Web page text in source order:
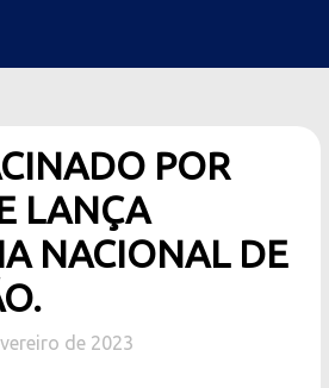
POR
LANÇA
NACIONAL DE
de 2023